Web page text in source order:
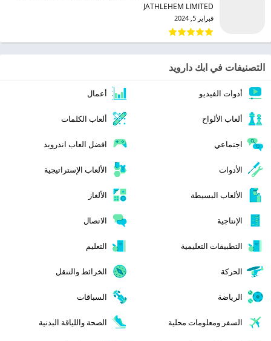
JATHLEHEM LIMITED‏
فبراير 5, 2024
التصنيفات في ابك دارويد
أدوات الفيديو أعمال
ألعاب الألواح ألعاب الكلمات
اجتماعي افضل العاب اندرويد
الأدوات الألعاب الإستراتيجية
الألعاب البسيطة الألغاز
الإنتاجية الاتصال
التطبيقات التعليمية التعليم
الحركة الخرائط والتنقل
الرياضة السباقات
السفر ومعلومات محلية الصحة واللياقة البدنية